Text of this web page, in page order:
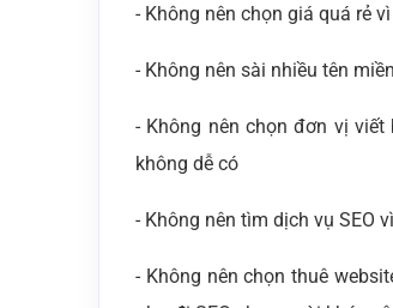
- Không nên chọn giá quá rẻ
- Không nên sài nhiều tên
- Không nên chọn đơn vị
không dễ có
- Không nên tìm dịch vụ SEO
- Không nên chọn thuê